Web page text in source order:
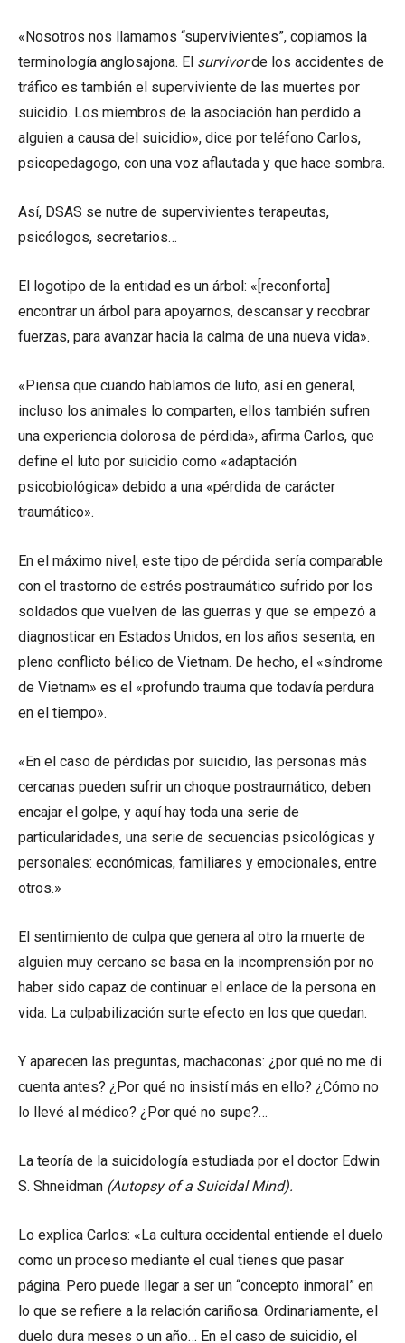
«Nosotros nos llamamos “supervivientes”, copiamos la
terminología anglosajona. El survivorde los accidentes de
tráfico es también el superviviente de las muertes por
suicidio. Los miembros de la asociación han perdido a
alguien a causa del suicidio», dice por teléfono Carlos,
psicopedagogo, con una voz aflautada y que hace sombra.
Así, DSAS se nutre de supervivientes terapeutas,
psicólogos, secretarios…
El logotipo de la entidad es un árbol: «[reconforta]
encontrar un árbol para apoyarnos, descansar y recobrar
fuerzas, para avanzar hacia la calma de una nueva vida».
«Piensa que cuando hablamos de luto, así en general,
incluso los animales lo comparten, ellos también sufren
una experiencia dolorosa de pérdida», afirma Carlos, que
define el luto por suicidio como «adaptación
psicobiológica» debido a una «pérdida de carácter
traumático».
En el máximo nivel, este tipo de pérdida sería comparable
con el trastorno de estrés postraumático sufrido por los
soldados que vuelven de las guerras y que se empezó a
diagnosticar en Estados Unidos, en los años sesenta, en
pleno conflicto bélico de Vietnam. De hecho, el «síndrome
de Vietnam» es el «profundo trauma que todavía perdura
en el tiempo».
«En el caso de pérdidas por suicidio, las personas más
cercanas pueden sufrir un choque postraumático, deben
encajar el golpe, y aquí hay toda una serie de
particularidades, una serie de secuencias psicológicas y
personales: económicas, familiares y emocionales, entre
otros.»
El sentimiento de culpa que genera al otro la muerte de
alguien muy cercano se basa en la incomprensión por no
haber sido capaz de continuar el enlace de la persona en
vida. La culpabilización surte efecto en los que quedan.
Y aparecen las preguntas, machaconas: ¿por qué no me di
cuenta antes? ¿Por qué no insistí más en ello? ¿Cómo no
lo llevé al médico? ¿Por qué no supe?…
La teoría de la suicidología estudiada por el doctor Edwin
S. Shneidman (Autopsy of a Suicidal Mind).
Lo explica Carlos: «La cultura occidental entiende el duelo
como un proceso mediante el cual tienes que pasar
página. Pero puede llegar a ser un “concepto inmoral” en
lo que se refiere a la relación cariñosa. Ordinariamente, el
duelo dura meses o un año… En el caso de suicidio, el